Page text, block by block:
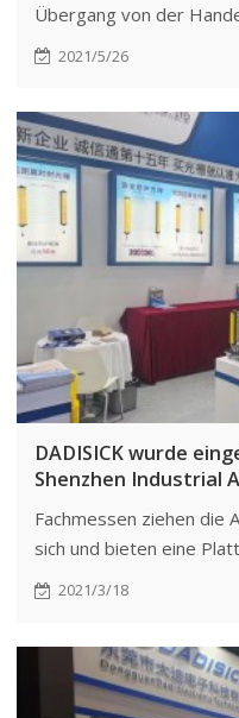
Übergang von der
erweiterte seinen
2021/5/26
DADISICK wurde
Shenzhen Industrial
Fachmessen ziehen die
sich und bieten eine
Innovationen. DADISICK
2021/3/18